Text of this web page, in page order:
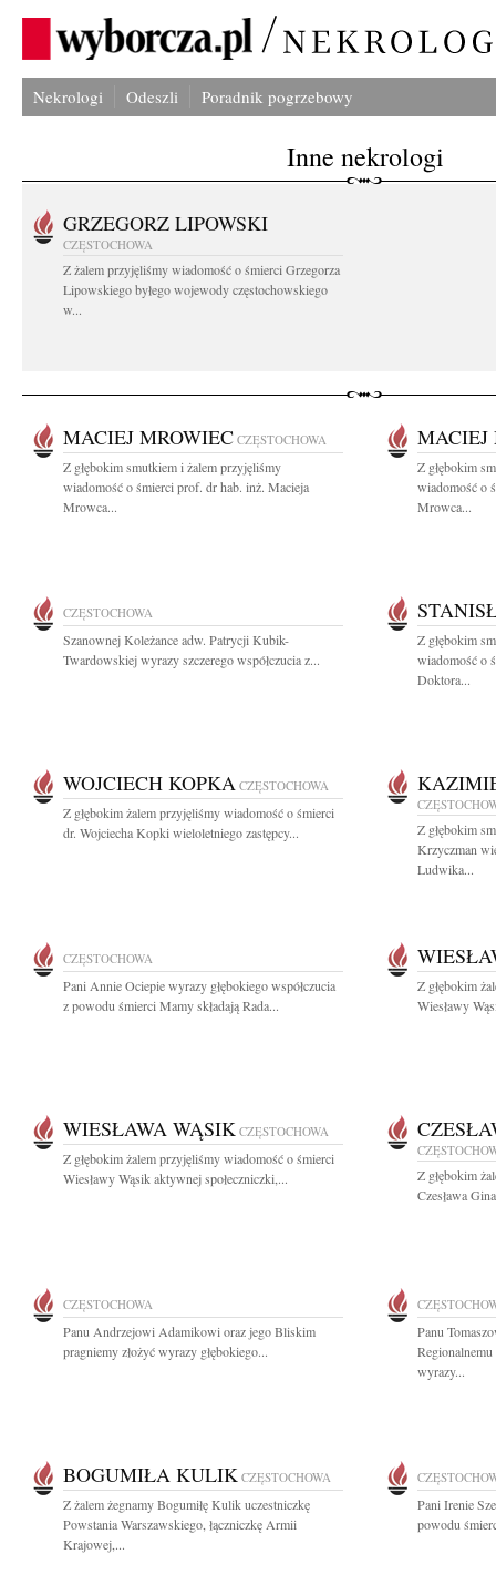
Nekrologi Odeszli Poradnik pogrzebowy
Inne nekrologi
GRZEGORZ LIPOWSKI
CZĘSTOCHOWA
Z żalem przyjęliśmy wiadomość o śmierci Grzegorza
Lipowskiego byłego wojewody częstochowskiego
w...
MACIEJ MROWIEC CZĘSTOCHOWA
Z głębokim smutkiem i żalem przyjęliśmy
wiadomość o śmierci prof. dr hab. inż. Macieja
Mrowca...
MACIEJ
Z głębokim
wiadomość o
Mrowca...
CZĘSTOCHOWA
Szanownej Koleżance adw. Patrycji Kubik-
Twardowskiej wyrazy szczerego współczucia z...
Z głębokim
wiadomość o
Doktora...
WOJCIECH KOPKA CZĘSTOCHOWA
Z głębokim żalem przyjęliśmy wiadomość o śmierci
dr. Wojciecha Kopki wieloletniego zastępcy...
Z głębokim
Krzyczman
Ludwika...
CZĘSTOCHOWA
Pani Annie Ociepie wyrazy głębokiego współczucia
z powodu śmierci Mamy składają Rada...
Z głębokim
Wiesławy
WIESŁAWA WĄSIK CZĘSTOCHOWA
Z głębokim żalem przyjęliśmy wiadomość o śmierci
Wiesławy Wąsik aktywnej społeczniczki,...
Z głębokim
Czesława
CZĘSTOCHOWA
Panu Andrzejowi Adamikowi oraz jego Bliskim
pragniemy złożyć wyrazy głębokiego...
Panu
wyrazy...
BOGUMIŁA KULIK CZĘSTOCHOWA
Z żalem żegnamy Bogumiłę Kulik uczestniczkę
Powstania Warszawskiego, łączniczkę Armii
Krajowej,...
Pani Irenie
powodu